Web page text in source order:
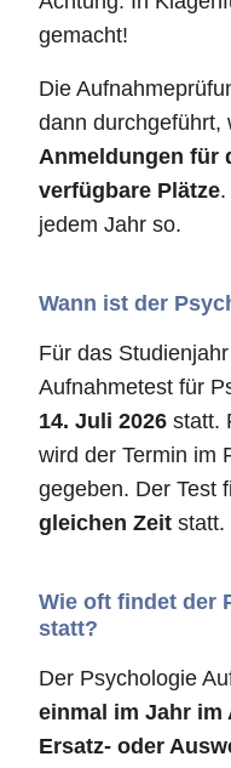
gemacht!
Die
dann durchgeführt,
Anmeldungen für
verfügbare Plätze
jedem Jahr so.
Wann ist der
Für das
Aufnahmetest für
14. Juli 2026 statt.
wird der Termin im
gegeben. Der Test
gleichen Zeit statt.
Wie oft findet der
statt?
Der Psychologie
einmal im Jahr im
Ersatz- oder